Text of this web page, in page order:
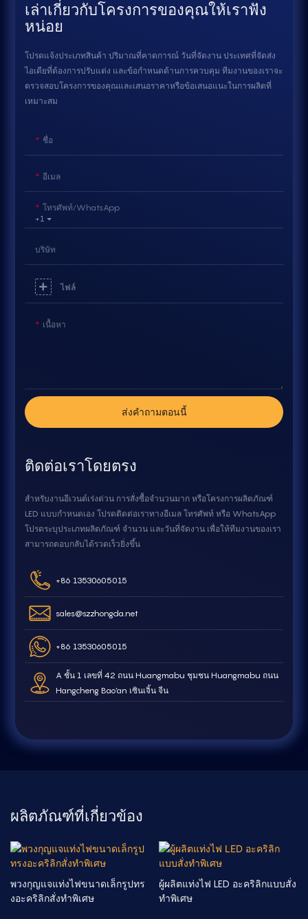
เล่าเกี่ยวกับโครงการของคุณให้เราฟัง
หน่อย
โปรดแจ้งประเภทสินค้า ปริมาณที่คาดการณ์ วันที่จัดงาน ประเทศที่จัดส่ง
ไอเดียที่ต้องการปรับแต่ง และข้อกำหนดด้านการควบคุม ทีมงานของเราจะ
ตรวจสอบโครงการของคุณและเสนอราคาหรือข้อเสนอแนะในการผลิตที่
เหมาะสม
ชื่อ
อีเมล
+1
โทรศัพท์/WhatsApp
บริษัท
ไฟล์
เนื้อหา
ส่งคำถามตอนนี้
ติดต่อเราโดยตรง
สำหรับงานอีเวนต์เร่งด่วน การสั่งซื้อจำนวนมาก หรือโครงการผลิตภัณฑ์
LED แบบกำหนดเอง โปรดติดต่อเราทางอีเมล โทรศัพท์ หรือ WhatsApp
โปรดระบุประเภทผลิตภัณฑ์ จำนวน และวันที่จัดงาน เพื่อให้ทีมงานของเรา
สามารถตอบกลับได้รวดเร็วยิ่งขึ้น
+86 13530605015
sales@szzhongda.net
+86 13530605015
A ชั้น 1 เลขที่ 42 ถนน Huangmabu ชุมชน Huangmabu ถนน
Hangcheng Bao'an เซินเจิ้น จีน
ผลิตภัณฑ์ที่เกี่ยวข้อง
พวงกุญแจแท่งไฟขนาดเล็กรูปทร
งอะคริลิกสั่งทำพิเศษ
ผู้ผลิตแท่งไฟ LED อะคริลิกแบบสั่ง
ทำพิเศษ